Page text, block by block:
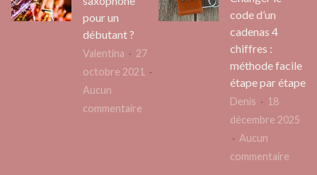
explorer
merveilles
cachées
pour un
débutant ?
Valentina
27
octobre 2021
Aucun
commentaire
code d’un
cadenas 4
chiffres :
méthode facile
étape par étape
Denis
18
décembre 2025
Aucun
commentaire